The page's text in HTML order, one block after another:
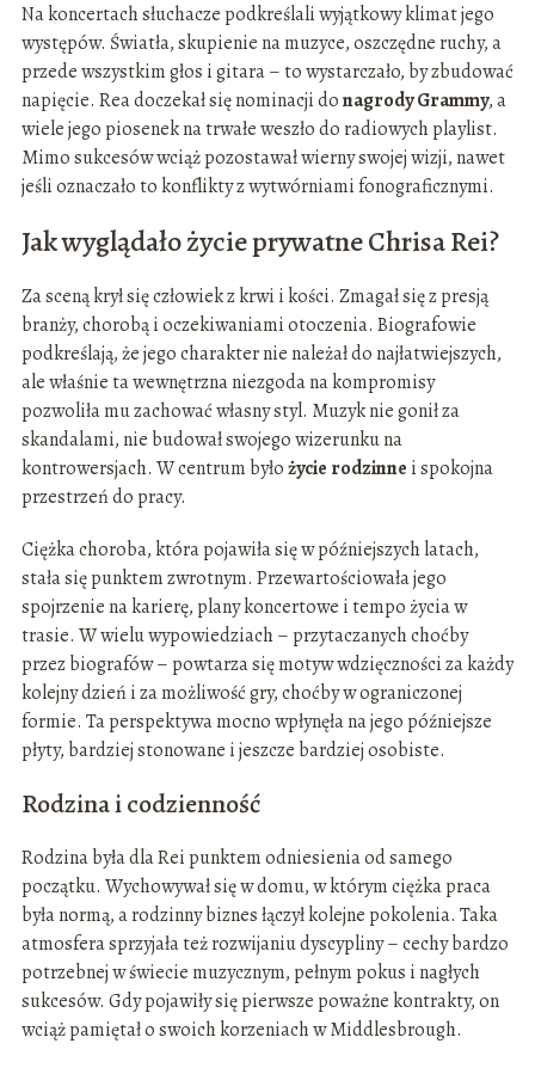
Na koncertach słuchacze podkreślali wyjątkowy klimat jego
występów. Światła, skupienie na muzyce, oszczędne ruchy, a
przede wszystkim głos i gitara – to wystarczało, by zbudować
napięcie. Rea doczekał się nominacji donagrody Grammy, a
wiele jego piosenek na trwałe weszło do radiowych playlist.
Mimo sukcesów wciąż pozostawał wierny swojej wizji, nawet
jeśli oznaczało to konflikty z wytwórniami fonograficznymi.
Jak wyglądało życie prywatne Chrisa Rei?
Za sceną krył się człowiek z krwi i kości. Zmagał się z presją
branży, chorobą i oczekiwaniami otoczenia. Biografowie
podkreślają, że jego charakter nie należał do najłatwiejszych,
ale właśnie ta wewnętrzna niezgoda na kompromisy
pozwoliła mu zachować własny styl. Muzyk nie gonił za
skandalami, nie budował swojego wizerunku na
kontrowersjach. W centrum byłożycie rodzinne i spokojna
przestrzeń do pracy.
Ciężka choroba, która pojawiła się w późniejszych latach,
stała się punktem zwrotnym. Przewartościowała jego
spojrzenie na karierę, plany koncertowe i tempo życia w
trasie. W wielu wypowiedziach – przytaczanych choćby
przez biografów – powtarza się motyw wdzięczności za każdy
kolejny dzień i za możliwość gry, choćby w ograniczonej
formie. Ta perspektywa mocno wpłynęła na jego późniejsze
płyty, bardziej stonowane i jeszcze bardziej osobiste.
Rodzina i codzienność
Rodzina była dla Rei punktem odniesienia od samego
początku. Wychowywał się w domu, w którym ciężka praca
była normą, a rodzinny biznes łączył kolejne pokolenia. Taka
atmosfera sprzyjała też rozwijaniu dyscypliny – cechy bardzo
potrzebnej w świecie muzycznym, pełnym pokus i nagłych
sukcesów. Gdy pojawiły się pierwsze poważne kontrakty, on
wciąż pamiętał o swoich korzeniach w Middlesbrough.